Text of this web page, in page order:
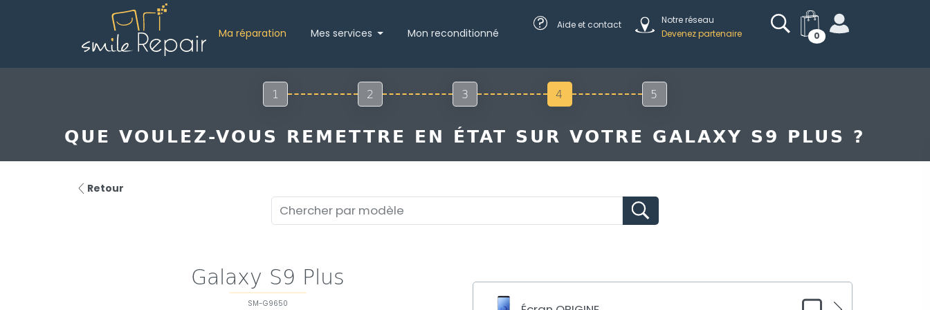
Ma réparation Mes services Mon reconditionné
? Aide et contact
Notre réseau
Devenez partenaire
0
1 2 3 4 5
QUE VOULEZ-VOUS REMETTRE EN ÉTAT SUR VOTRE GALAXY S9 PLUS ?
Retour
Galaxy S9 Plus
SM-G9650